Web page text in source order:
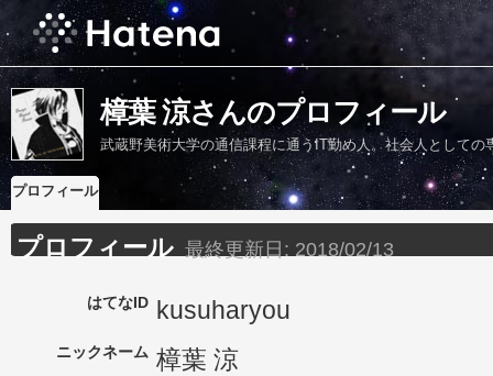
樟葉 涼さんのプロフィール
武蔵野美術大学の通信課程に通うIT勤め人。社会人としての
プロフィール
プロフィール 最終更新日: 2018/02/13
はてなID kusuharyou
ニックネーム 樟葉 涼